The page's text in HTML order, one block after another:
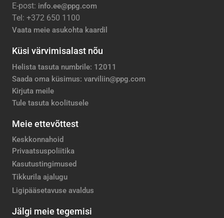
E-post: info.ee@ppg.com
Tel: +372 650 1100
Vaata meie asukohta kaardil
Küsi värvimisalast nõu
Helista tasuta numbrile: 12011
Saada oma küsimus: varviliin@ppg.com
Kirjuta meile
Tule tasuta koolitusele
Meie ettevõttest
Keskkonnahoid
Privaatsuspoliitika
Kasutustingimused
Tikkurila ajalugu
Ligipääsetavuse avaldus
Jälgi meie tegemisi